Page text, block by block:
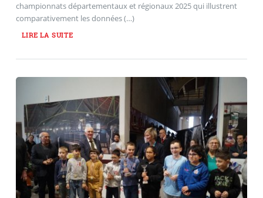
championnats départementaux et régionaux 2025 qui illustrent
comparativement les données (…)
LIRE LA SUITE